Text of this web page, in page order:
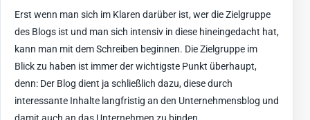
Erst wenn man sich im Klaren darüber ist, wer die Zielgruppe
des Blogs ist und man sich intensiv in diese hineingedacht hat,
kann man mit dem Schreiben beginnen. Die Zielgruppe im
Blick zu haben ist immer der wichtigste Punkt überhaupt,
denn: Der Blog dient ja schließlich dazu, diese durch
interessante Inhalte langfristig an den Unternehmensblog und